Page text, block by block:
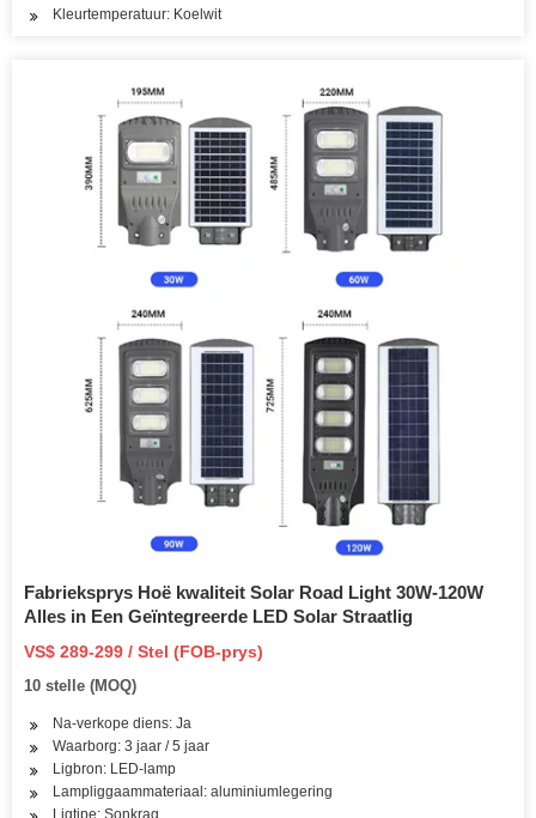
Kleurtemperatuur: Koelwit
Fabrieksprys Hoë kwaliteit Solar Road Light 30W-120W
Alles in Een Geïntegreerde LED Solar Straatlig
VS$ 289-299 / Stel (FOB-prys)
10 stelle (MOQ)
Na-verkope diens: Ja
Waarborg: 3 jaar / 5 jaar
Ligbron: LED-lamp
Lampliggaammateriaal: aluminiumlegering
Ligtipe: Sonkrag